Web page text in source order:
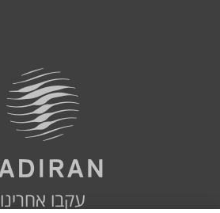
עקבו אחרינו